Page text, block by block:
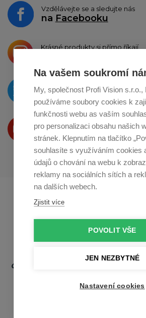
Vzdělávejte se a sledujte nás
na Facebooku
Krásné produkty si přímo říkají
O novinkách píšeme
naTwitteru
Produkty Vám představujeme
na Youtube
Profikuchar.sk
Na vašem soukromí
My, společnost Profi Vision s.r.o.,
používáme soubory cookies k
funkčnosti webu as vaším
pro personalizaci obsahu našich
stránek. Klepnutím na tlačítko
souhlasíte s využíváním cookies
údajů o chování na webu k
reklamy na sociálních sítích a
na dalších webech.
Zjistit více
POVOLIT VŠE
JEN NEZBYTNÉ
Nastavení cookies